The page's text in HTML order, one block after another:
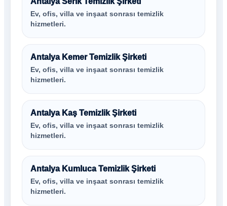
Ev, ofis, villa ve inşaat sonrası temizlik
hizmetleri.
Antalya Kemer Temizlik Şirketi
Ev, ofis, villa ve inşaat sonrası temizlik
hizmetleri.
Antalya Kaş Temizlik Şirketi
Ev, ofis, villa ve inşaat sonrası temizlik
hizmetleri.
Antalya Kumluca Temizlik Şirketi
Ev, ofis, villa ve inşaat sonrası temizlik
hizmetleri.